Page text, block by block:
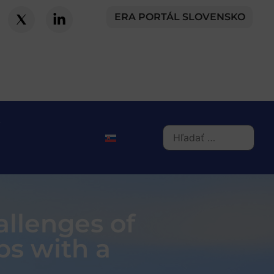
ERA PORTÁL SLOVENSKO
of
with a